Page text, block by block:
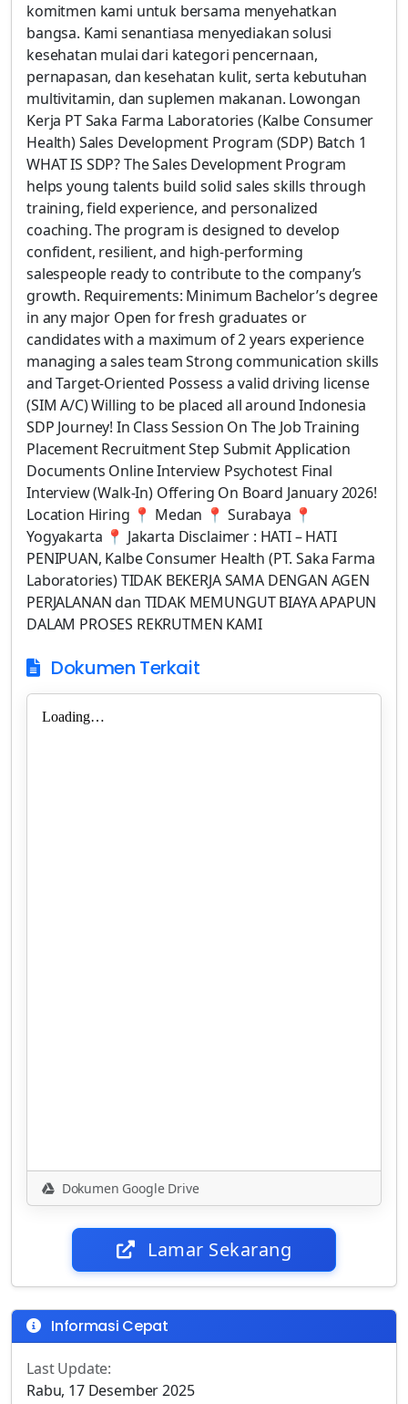
komitmen kami untuk bersama menyehatkan
bangsa. Kami senantiasa menyediakan solusi
kesehatan mulai dari kategori pencernaan,
pernapasan, dan kesehatan kulit, serta kebutuhan
multivitamin, dan suplemen makanan. Lowongan
Kerja PT Saka Farma Laboratories (Kalbe Consumer
Health) Sales Development Program (SDP) Batch 1
WHAT IS SDP? The Sales Development Program
helps young talents build solid sales skills through
training, field experience, and personalized
coaching. The program is designed to develop
confident, resilient, and high-performing
salespeople ready to contribute to the company’s
growth. Requirements: Minimum Bachelor’s degree
in any major Open for fresh graduates or
candidates with a maximum of 2 years experience
managing a sales team Strong communication skills
and Target-Oriented Possess a valid driving license
(SIM A/C) Willing to be placed all around Indonesia
SDP Journey! In Class Session On The Job Training
Placement Recruitment Step Submit Application
Documents Online Interview Psychotest Final
Interview (Walk-In) Offering On Board January 2026!
Location Hiring 📍 Medan 📍 Surabaya 📍
Yogyakarta 📍 Jakarta Disclaimer : HATI – HATI
PENIPUAN, Kalbe Consumer Health (PT. Saka Farma
Laboratories) TIDAK BEKERJA SAMA DENGAN AGEN
PERJALANAN dan TIDAK MEMUNGUT BIAYA APAPUN
DALAM PROSES REKRUTMEN KAMI
Dokumen Terkait
Dokumen Google Drive
Lamar Sekarang
Informasi Cepat
Last Update:
Rabu, 17 Desember 2025